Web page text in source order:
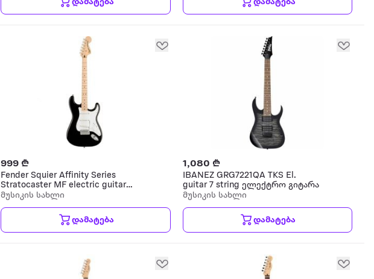
დამატება დამატება
999 ₾
Fender Squier Affinity Series
Stratocaster MF electric guitar
ელექტრო გიტარა
მუსიკის სახლი
დამატება
1,080 ₾
IBANEZ GRG7221QA TKS El.
guitar 7 string ელექტრო გიტარა
მუსიკის სახლი
დამატება